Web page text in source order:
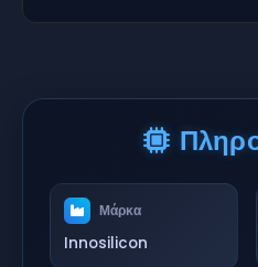
Μάρκα
Innosilicon